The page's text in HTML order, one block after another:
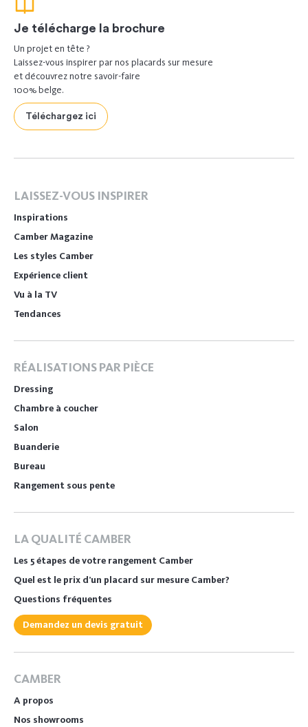
Je télécharge la brochure
Un projet en tête ?
Laissez-vous inspirer par nos placards sur mesure
et découvrez notre savoir-faire
100% belge.
Téléchargez ici
LAISSEZ-VOUS INSPIRER
Inspirations
Camber Magazine
Les styles Camber
Expérience client
Vu à la TV
Tendances
RÉALISATIONS PAR PIÈCE
Dressing
Chambre à coucher
Salon
Buanderie
Bureau
Rangement sous pente
LA QUALITÉ CAMBER
Les 5 étapes de votre rangement Camber
Quel est le prix d’un placard sur mesure Camber?
Questions fréquentes
Demandez un devis gratuit
CAMBER
A propos
Nos showrooms